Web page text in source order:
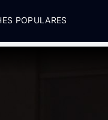
POPULARES